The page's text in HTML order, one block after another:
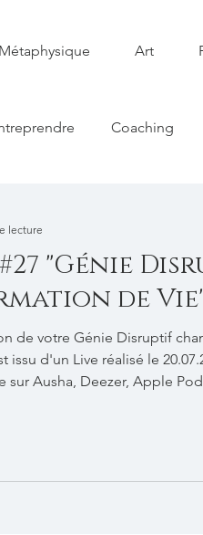
Métaphysique Art
Coaching
"Génie
de
de votre Génie Disruptif
issu d'un Live réalisé le
sur Ausha, Deezer, Apple
lecture